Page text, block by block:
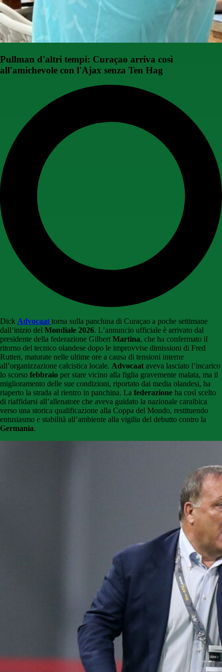
Pullman d'altri tempi: Curaçao arriva così
all'amichevole con l'Ajax senza Ten Hag
Dick Advocaat torna sulla panchina di Curaçao a poche settimane
dall’inizio del Mondiale 2026. L’annuncio ufficiale è arrivato dal
presidente della federazione Gilbert Martina, che ha confermato il
ritorno del tecnico olandese dopo le improvvise dimissioni di Fred
Rutten, maturate nelle ultime ore a causa di tensioni interne
all’organizzazione calcistica locale. Advocaat aveva lasciato l’incarico
lo scorso febbraio per stare vicino alla figlia gravemente malata, ma il
miglioramento delle sue condizioni, riportato dai media olandesi, ha
riaperto la strada al rientro in panchina. La federazione ha così scelto
di riaffidarsi all’allenatore che aveva guidato la nazionale caraibica
verso una storica qualificazione alla Coppa del Mondo, restituendo
entusiasmo e stabilità all’ambiente alla vigilia del debutto contro la
Germania.